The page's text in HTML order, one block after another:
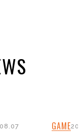
GAME